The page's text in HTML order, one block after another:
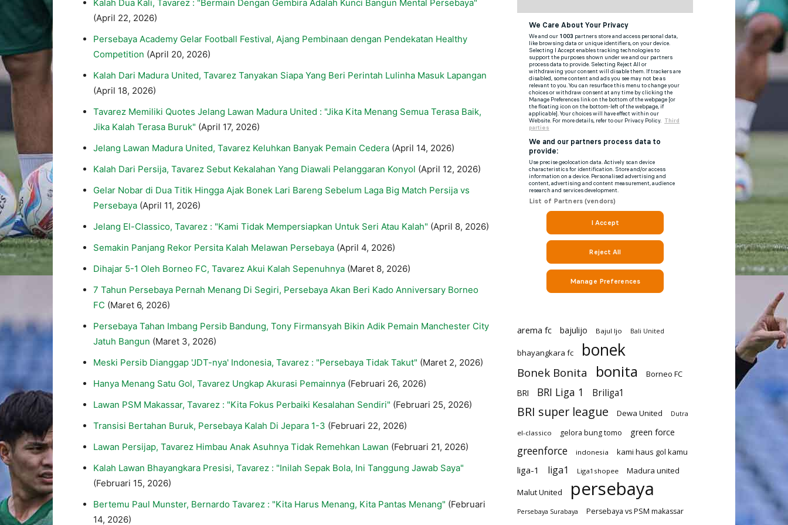
Kalah Dua Kali, Tavarez : "Bermain Dengan Gembira Adalah Kunci Bangun Mental Persebaya"
(April 22, 2026)
Persebaya Academy Gelar Football Festival, Ajang Pembinaan dengan Pendekatan Healthy
Competition (April 20, 2026)
Kalah Dari Madura United, Tavarez Tanyakan Siapa Yang Beri Perintah Lulinha Masuk Lapangan
(April 18, 2026)
Tavarez Memiliki Quotes Jelang Lawan Madura United : "Jika Kita Menang Semua Terasa Baik,
Jika Kalah Terasa Buruk" (April 17, 2026)
Jelang Lawan Madura United, Tavarez Keluhkan Banyak Pemain Cedera (April 14, 2026)
Kalah Dari Persija, Tavarez Sebut Kekalahan Yang Diawali Pelanggaran Konyol (April 12, 2026)
Gelar Nobar di Dua Titik Hingga Ajak Bonek Lari Bareng Sebelum Laga Big Match Persija vs
Persebaya (April 11, 2026)
Jelang El-Classico, Tavarez : "Kami Tidak Mempersiapkan Untuk Seri Atau Kalah" (April 8, 2026)
Semakin Panjang Rekor Persita Kalah Melawan Persebaya (April 4, 2026)
Dihajar 5-1 Oleh Borneo FC, Tavarez Akui Kalah Sepenuhnya (Maret 8, 2026)
7 Tahun Persebaya Pernah Menang Di Segiri, Persebaya Akan Beri Kado Anniversary Borneo
FC (Maret 6, 2026)
Persebaya Tahan Imbang Persib Bandung, Tony Firmansyah Bikin Adik Pemain Manchester City
Jatuh Bangun (Maret 3, 2026)
Meski Persib Dianggap 'JDT-nya' Indonesia, Tavarez : "Persebaya Tidak Takut" (Maret 2, 2026)
Hanya Menang Satu Gol, Tavarez Ungkap Akurasi Pemainnya (Februari 26, 2026)
Lawan PSM Makassar, Tavarez : "Kita Fokus Perbaiki Kesalahan Sendiri" (Februari 25, 2026)
Transisi Bertahan Buruk, Persebaya Kalah Di Jepara 1-3 (Februari 22, 2026)
Lawan Persijap, Tavarez Himbau Anak Asuhnya Tidak Remehkan Lawan (Februari 21, 2026)
Kalah Lawan Bhayangkara Presisi, Tavarez : "Inilah Sepak Bola, Ini Tanggung Jawab Saya"
(Februari 15, 2026)
Bertemu Paul Munster, Bernardo Tavarez : "Kita Harus Menang, Kita Pantas Menang" (Februari
14, 2026)
arema fc bajulijo Bajul Ijo Bali United
bhayangkara fc bonek
Bonek Bonita bonita
Borneo FC
BRI
BRI Liga 1 Briliga1
BRI super league Dewa United Dutra
el-classico gelora bung tomo green force
greenforce indonesia kami haus gol kamu
liga-1 liga1 Liga1shopee Madura united
Malut United persebaya
Persebaya Surabaya Persebaya vs PSM makassar